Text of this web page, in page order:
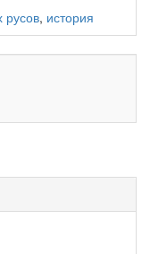
русов, история